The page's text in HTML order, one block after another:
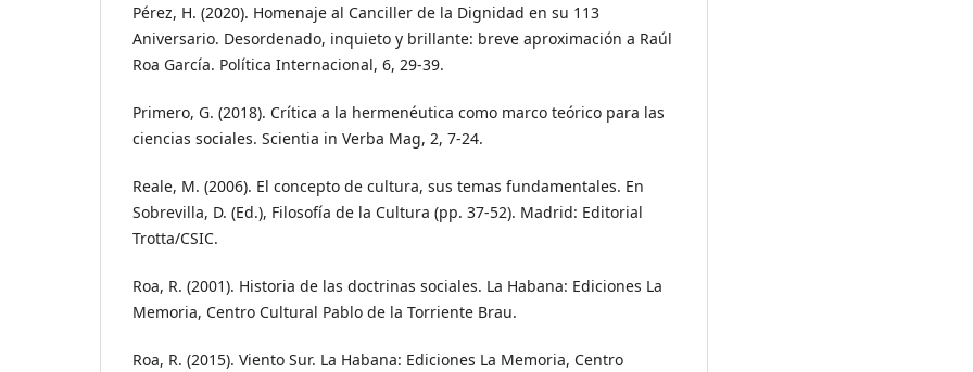
Pérez, H. (2020). Homenaje al Canciller de la Dignidad en su 113
Aniversario. Desordenado, inquieto y brillante: breve aproximación a Raúl
Roa García. Política Internacional, 6, 29-39.
Primero, G. (2018). Crítica a la hermenéutica como marco teórico para las
ciencias sociales. Scientia in Verba Mag, 2, 7-24.
Reale, M. (2006). El concepto de cultura, sus temas fundamentales. En
Sobrevilla, D. (Ed.), Filosofía de la Cultura (pp. 37-52). Madrid: Editorial
Trotta/CSIC.
Roa, R. (2001). Historia de las doctrinas sociales. La Habana: Ediciones La
Memoria, Centro Cultural Pablo de la Torriente Brau.
Roa, R. (2015). Viento Sur. La Habana: Ediciones La Memoria, Centro